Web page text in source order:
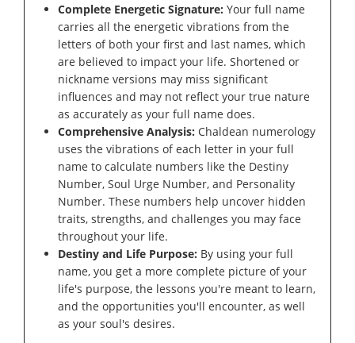
Complete Energetic Signature: Your full name
carries all the energetic vibrations from the
letters of both your first and last names, which
are believed to impact your life. Shortened or
nickname versions may miss significant
influences and may not reflect your true nature
as accurately as your full name does.
Comprehensive Analysis: Chaldean numerology
uses the vibrations of each letter in your full
name to calculate numbers like the Destiny
Number, Soul Urge Number, and Personality
Number. These numbers help uncover hidden
traits, strengths, and challenges you may face
throughout your life.
Destiny and Life Purpose: By using your full
name, you get a more complete picture of your
life's purpose, the lessons you're meant to learn,
and the opportunities you'll encounter, as well
as your soul's desires.